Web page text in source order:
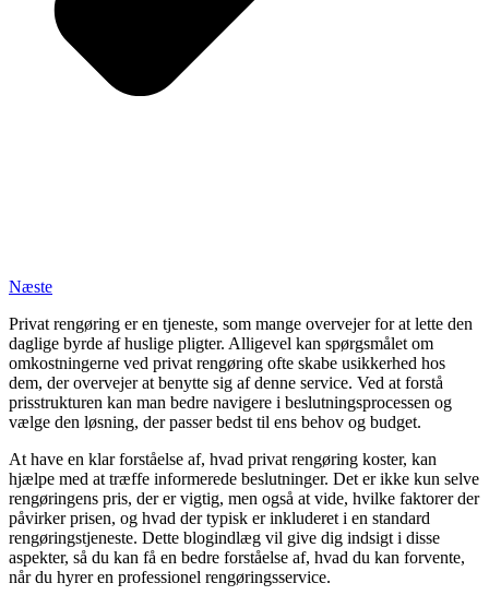
Næste
Privat rengøring er en tjeneste, som mange overvejer for at lette den
daglige byrde af huslige pligter. Alligevel kan spørgsmålet om
omkostningerne ved privat rengøring ofte skabe usikkerhed hos
dem, der overvejer at benytte sig af denne service. Ved at forstå
prisstrukturen kan man bedre navigere i beslutningsprocessen og
vælge den løsning, der passer bedst til ens behov og budget.
At have en klar forståelse af, hvad privat rengøring koster, kan
hjælpe med at træffe informerede beslutninger. Det er ikke kun selve
rengøringens pris, der er vigtig, men også at vide, hvilke faktorer der
påvirker prisen, og hvad der typisk er inkluderet i en standard
rengøringstjeneste. Dette blogindlæg vil give dig indsigt i disse
aspekter, så du kan få en bedre forståelse af, hvad du kan forvente,
når du hyrer en professionel rengøringsservice.